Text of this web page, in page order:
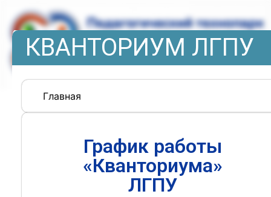
КВАНТОРИУМ ЛГПУ
Главная
График работы
«Кванториума»
ЛГПУ